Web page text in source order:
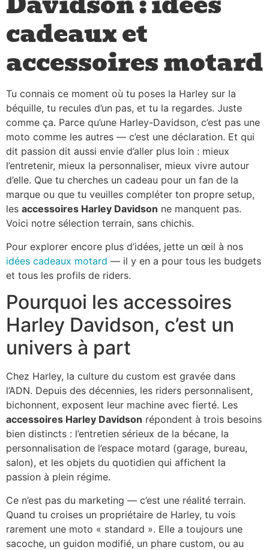
cadeaux et
accessoires motard
Tu connais ce moment où tu poses la Harley sur la
béquille, tu recules d’un pas, et tu la regardes. Juste
comme ça. Parce qu’une Harley-Davidson, c’est pas une
moto comme les autres — c’est une déclaration. Et qui
dit passion dit aussi envie d’aller plus loin : mieux
l’entretenir, mieux la personnaliser, mieux vivre autour
d’elle. Que tu cherches un cadeau pour un fan de la
marque ou que tu veuilles compléter ton propre setup,
les accessoires Harley Davidson ne manquent pas.
Voici notre sélection terrain, sans chichis.
Pour explorer encore plus d’idées, jette un œil à nos
idées cadeaux motard — il y en a pour tous les budgets
et tous les profils de riders.
Pourquoi les accessoires
Harley Davidson, c’est un
univers à part
Chez Harley, la culture du custom est gravée dans
l’ADN. Depuis des décennies, les riders personnalisent,
bichonnent, exposent leur machine avec fierté. Les
accessoires Harley Davidson répondent à trois besoins
bien distincts : l’entretien sérieux de la bécane, la
personnalisation de l’espace motard (garage, bureau,
salon), et les objets du quotidien qui affichent la
passion à plein régime.
Ce n’est pas du marketing — c’est une réalité terrain.
Quand tu croises un propriétaire de Harley, tu vois
rarement une moto « standard ». Elle a toujours une
sacoche, un guidon modifié, un phare custom, ou au